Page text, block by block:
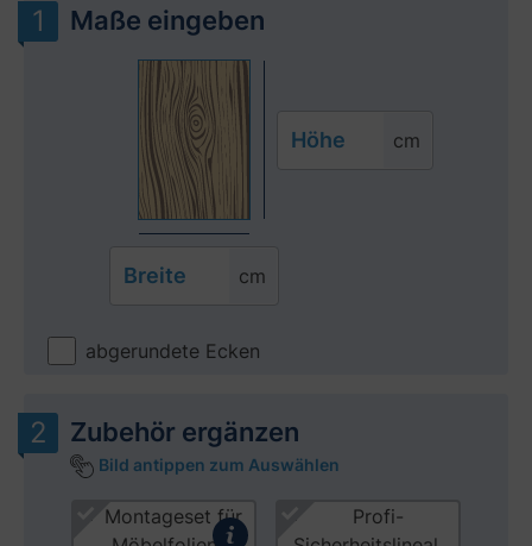
Maße eingeben
Höhe cm
Breite cm
abgerundete Ecken
Zubehör ergänzen
Bild antippen zum Auswählen